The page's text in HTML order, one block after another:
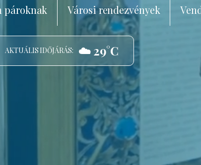
pároknak Városi rendezvények
AKTUÁLIS IDŐJÁRÁS: ☁️ 29°C